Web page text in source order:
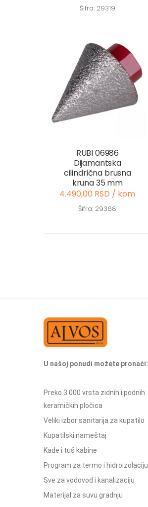
Šifra: 29319
RUBI 06986
Dijamantska
cilindrična brusna
kruna 35 mm
4.490,00 RSD / kom
Šifra: 29368
U našoj ponudi možete pronaći:
Preko 3.000 vrsta zidnih i podnih
keramičkih pločica
Veliki izbor sanitarija za kupatilo
Kupatilski nameštaj
Kade i tuš kabine
Program za termo i hidroizolaciju
Sve za vodovod i kanalizaciju
Materijal za suvu gradnju